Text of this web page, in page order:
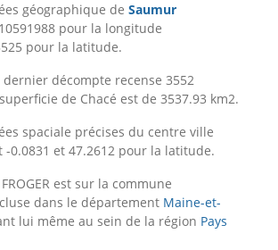
géographique de Saumur
pour la longitude
pour la latitude.
dernier décompte recense 3552
de Chacé est de 3537.93 km2.
spaciale précises du centre ville
-0.0831 et 47.2612 pour la latitude.
FROGER est sur la commune
dans le département Maine-et-
lui même au sein de la région Pays